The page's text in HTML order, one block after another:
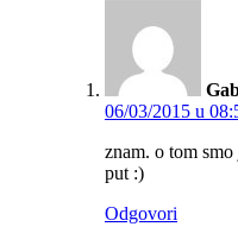
06/03/2015 u
znam. o tom
put :)
Odgovori